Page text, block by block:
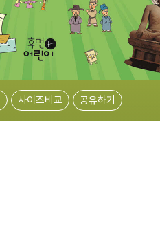
사이즈비교 공유하기